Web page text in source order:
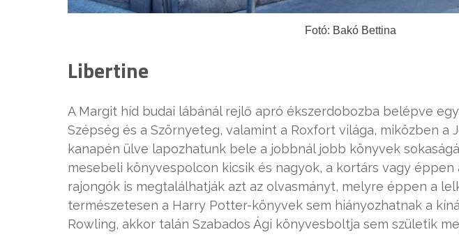
Fotó: Bakó Bettina
Libertine
A Margit híd budai lábánál rejlő apró ékszerdobozba belépve
Szépség és a Szörnyeteg, valamint a Roxfort világa, miközben a
kanapén ülve lapozhatunk bele a jobbnál jobb könyvek
mesebeli könyvespolcon kicsik és nagyok, a kortárs vagy éppen
rajongók is megtalálhatják azt az olvasmányt, melyre éppen a
természetesen a Harry Potter-könyvek sem hiányozhatnak a
Rowling, akkor talán Szabados Ági könyvesboltja sem születik